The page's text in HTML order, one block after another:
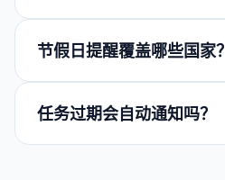
节假日提醒覆盖哪些国家？
任务过期会自动通知吗？